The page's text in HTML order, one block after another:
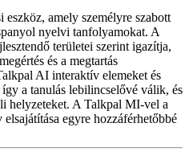
amely személyre szabott
nyelvi tanfolyamokat. A
területei szerint igazítja,
és a megtartás
AI interaktív elemeket és
a tanulás lebilincselővé válik, és
helyzeteket. A Talkpal MI-vel a
egyre hozzáférhetőbbé